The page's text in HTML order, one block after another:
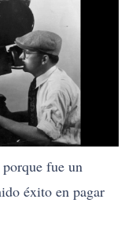
fue un
éxito en pagar